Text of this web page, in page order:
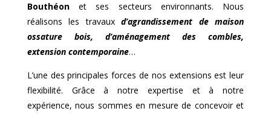
Bouthéonet ses secteurs environnants. Nous
réalisons les travauxd’agrandissement de maison
ossature bois, d’aménagement des combles,
extension contemporaine…
L’une des principales forces de nos extensions est leur
flexibilité. Grâce à notre expertise et à notre
expérience, nous sommes en mesure de concevoir et